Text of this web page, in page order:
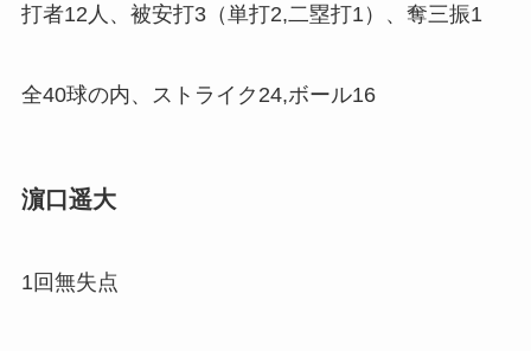
打者12人、被安打3（単打2,二塁打1）、奪三振1
全40球の内、ストライク24,ボール16
濵口遥大
1回無失点